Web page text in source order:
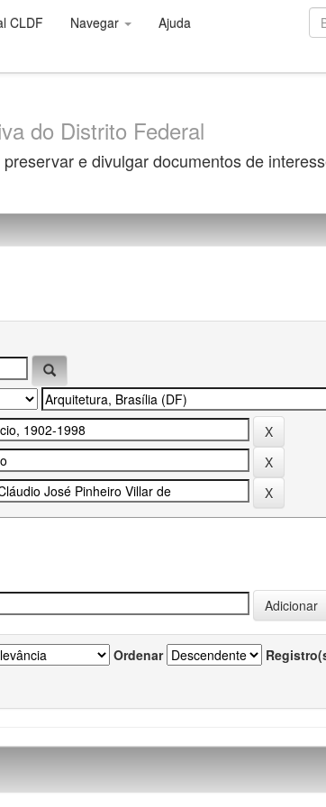
CLDF Navegar Ajuda
do Distrito Federal
e divulgar documentos de
Ordenar